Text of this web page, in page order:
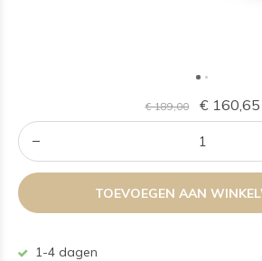
€ 189,00 € 160,65
TOEVOEGEN AAN
1-4 dagen